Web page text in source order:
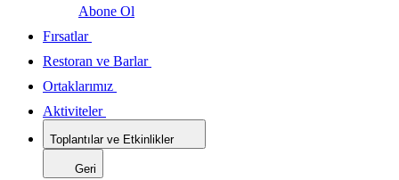
Abone Ol
Fırsatlar
Restoran ve Barlar
Ortaklarımız
Aktiviteler
Toplantılar ve Etkinlikler
Geri